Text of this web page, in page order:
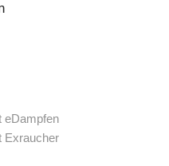
eDampfen
Exraucher